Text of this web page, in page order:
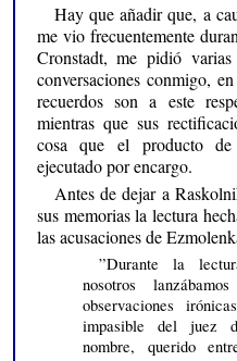
Hay que añadir que, a
me vio frecuentemente
Cronstadt, me pidió
conversaciones conmigo,
recuerdos son a este
mientras que sus
cosa que el producto
ejecutado por encargo.
Antes de dejar a
sus memorias la lectura
las acusaciones de
”Durante la
nosotros
observaciones
impasible del juez
nombre, querido